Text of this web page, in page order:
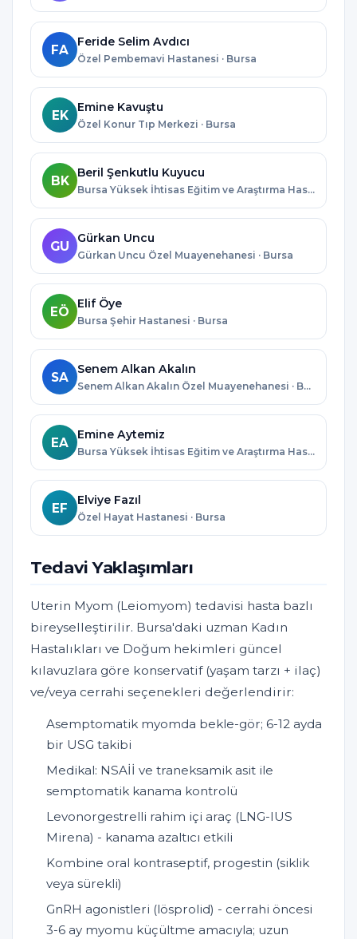
FA
Feride Selim Avdıcı
Özel Pembemavi Hastanesi · Bursa
EK
Emine Kavuştu
Özel Konur Tıp Merkezi · Bursa
BK
Beril Şenkutlu Kuyucu
Bursa Yüksek İhtisas Eğitim ve Araştırma Hastanesi · Bursa
GU
Gürkan Uncu
Gürkan Uncu Özel Muayenehanesi · Bursa
EÖ
Elif Öye
Bursa Şehir Hastanesi · Bursa
SA
Senem Alkan Akalın
Senem Alkan Akalın Özel Muayenehanesi · Bursa
EA
Emine Aytemiz
Bursa Yüksek İhtisas Eğitim ve Araştırma Hastanesi · Bursa
EF
Elviye Fazıl
Özel Hayat Hastanesi · Bursa
Tedavi Yaklaşımları
Uterin Myom (Leiomyom) tedavisi hasta bazlı
bireyselleştirilir. Bursa'daki uzman Kadın
Hastalıkları ve Doğum hekimleri güncel
kılavuzlara göre konservatif (yaşam tarzı + ilaç)
ve/veya cerrahi seçenekleri değerlendirir:
Asemptomatik myomda bekle-gör; 6-12 ayda
bir USG takibi
Medikal: NSAİİ ve traneksamik asit ile
semptomatik kanama kontrolü
Levonorgestrelli rahim içi araç (LNG-IUS
Mirena) - kanama azaltıcı etkili
Kombine oral kontraseptif, progestin (siklik
veya sürekli)
GnRH agonistleri (lösprolid) - cerrahi öncesi
3-6 ay myomu küçültme amacıyla; uzun